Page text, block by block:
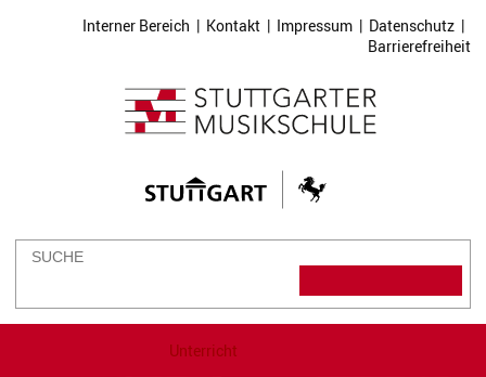
Interner Bereich | Kontakt | Impressum | Datenschutz |
Barrierefreiheit
Unterricht